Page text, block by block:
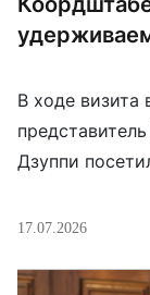
В ходе визита
Дзуппи
сопровождали
Андрей Юраш.
17.07.2026